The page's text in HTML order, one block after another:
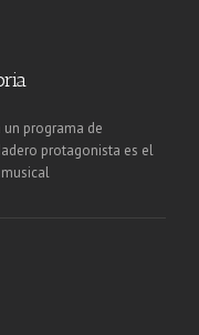
un programa de
protagonista es el